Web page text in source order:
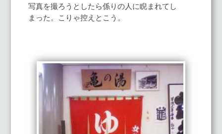
写真を撮ろうとしたら係りの人に睨まれてし
まった。こりゃ控えとこう。